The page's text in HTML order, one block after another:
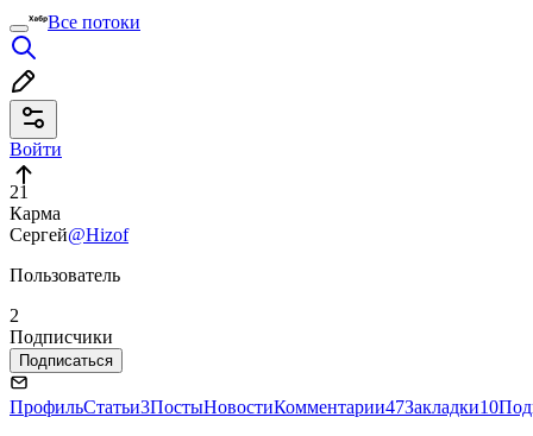
Все потоки
Войти
21
Карма
Сергей@Hizof
Пользователь
2
Подписчики
Подписаться
ПрофильСтатьи3ПостыНовостиКомментарии47Закладки10